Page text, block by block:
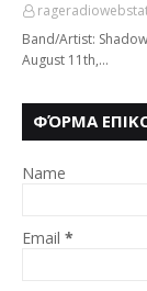
Band/Artist:
August 11th,…
ΦΌΡΜΑ
Name
Email *